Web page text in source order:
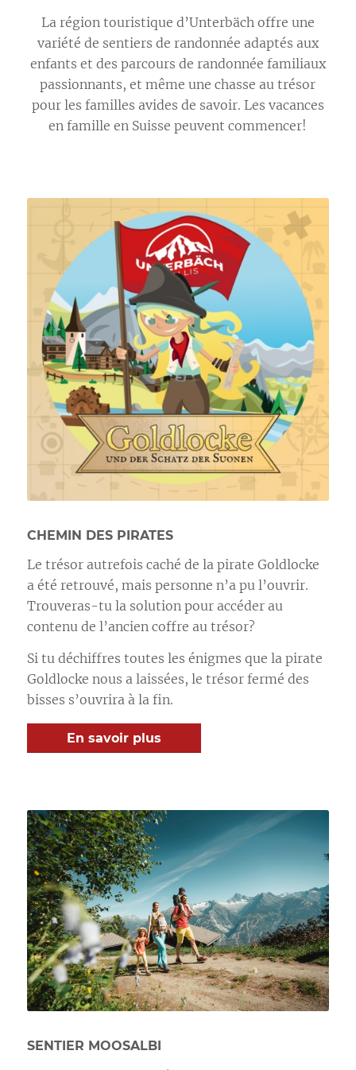
La région touristique d’Unterbäch offre une
variété de sentiers de randonnée adaptés aux
enfants et des parcours de randonnée familiaux
passionnants, et même une chasse au trésor
pour les familles avides de savoir. Les vacances
en famille en Suisse peuvent commencer!
CHEMIN DES PIRATES
Le trésor autrefois caché de la pirate Goldlocke
a été retrouvé, mais personne n’a pu l’ouvrir.
Trouveras-tu la solution pour accéder au
contenu de l’ancien coffre au trésor?
Si tu déchiffres toutes les énigmes que la pirate
Goldlocke nous a laissées, le trésor fermé des
bisses s’ouvrira à la fin.
En savoir plus
SENTIER MOOSALBI